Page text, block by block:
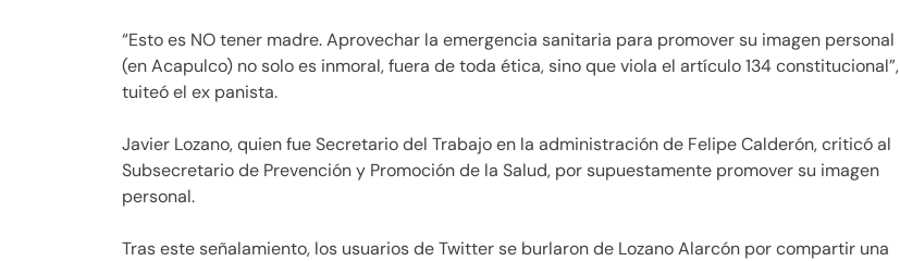
“Esto es NO tener madre. Aprovechar la emergencia sanitaria para promover su imagen personal
(en Acapulco) no solo es inmoral, fuera de toda ética, sino que viola el artículo 134 constitucional”,
tuiteó el ex panista.
Javier Lozano, quien fue Secretario del Trabajo en la administración de Felipe Calderón, criticó al
Subsecretario de Prevención y Promoción de la Salud, por supuestamente promover su imagen
personal.
Tras este señalamiento, los usuarios de Twitter se burlaron de Lozano Alarcón por compartir una